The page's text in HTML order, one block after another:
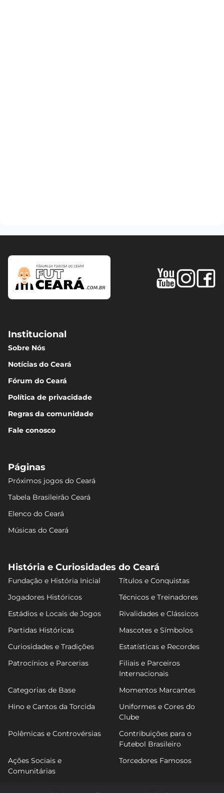
Institucional
Sobre Nós
Notícias do Ceará
Fórum do Ceará
Política de privacidade
Regras da comunidade
Fale conosco
Páginas
Próximos jogos do Ceará
Tabela Brasileirão Ceará
Elenco do Ceará
Músicas do Ceará
História e Curiosidades do Ceará
Fundação e História Inicial
Títulos e Conquistas
Jogadores Históricos
Técnicos e Treinadores
Estádios e Locais de Jogos
Rivalidades e Clássicos
Partidas Históricas
Mascotes e Símbolos
Curiosidades e Tradições
Estatísticas e Recordes
Patrocínios e Parcerias
Filiais e Parceiros
Internacionais
Categorias de Base
Momentos Marcantes
Hino e Cantos da Torcida
Uniformes e Cores do
Clube
Polêmicas e Controvérsias
Contribuições para o
Futebol Brasileiro
Ações Sociais e
Comunitárias
Torcedores Famosos